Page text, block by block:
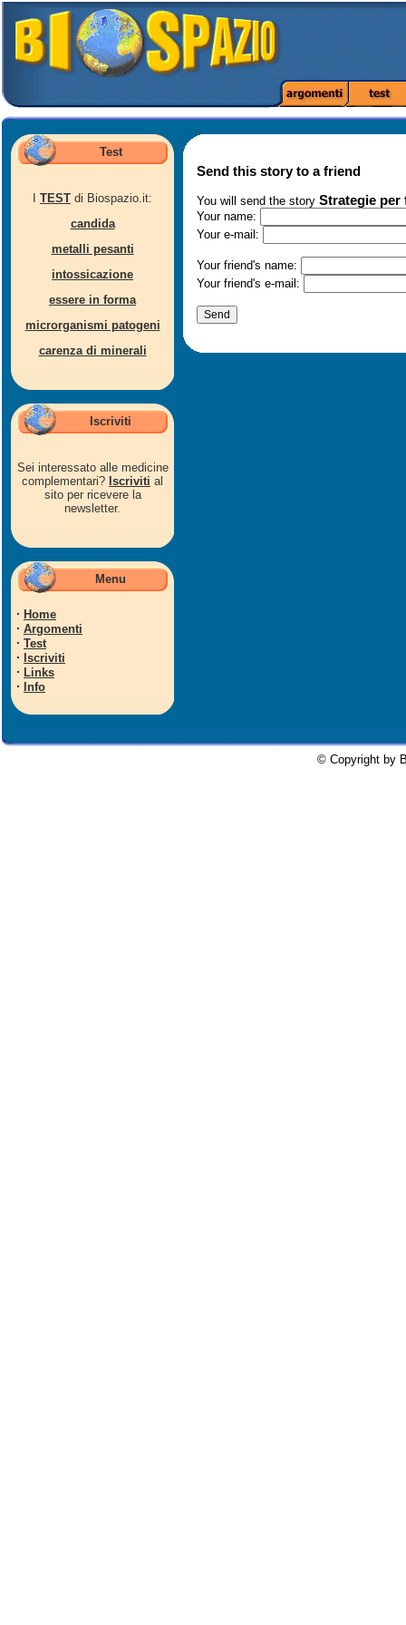
Test
TEST di Biospazio.it:
candida
metalli pesanti
intossicazione
essere in forma
microrganismi patogeni
carenza di minerali
Iscriviti
Sei interessato alle medicine
complementari? Iscriviti al
sito per ricevere la
newsletter.
Menu
· Home
· Argomenti
· Test
· Iscriviti
· Links
· Info
Send this story to a friend
You will send the story Strategie per
Your name:
Your e-mail:
Your friend's name:
Your friend's e-mail:
© Copyright by